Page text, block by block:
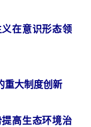
在意识形态领
大制度创新
高生态环境治